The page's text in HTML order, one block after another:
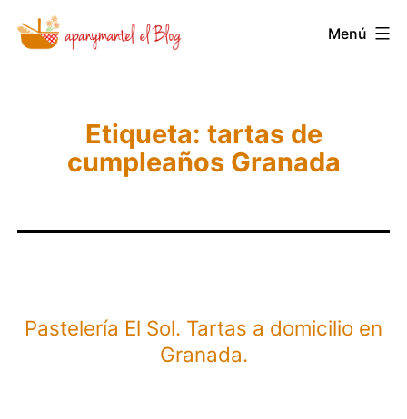
Saltar
Novedades
Apanymantel
Menú
Etiqueta: tartas de
cumpleaños Granada
Pastelería El Sol. Tartas a domicilio en
Granada.